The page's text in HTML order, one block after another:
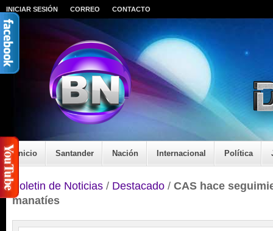
INICIAR SESIÓN CORREO CONTACTO
Inicio Santander Nación Internacional Política
Boletin de Noticias / Destacado / CAS hace
manatíes